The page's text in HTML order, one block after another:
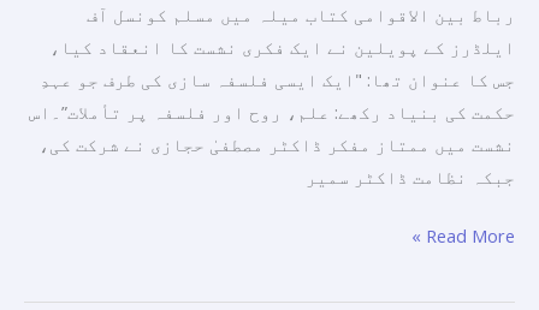
رباط بین الاقوامی کتاب میلہ میں مسلم کونسل آف
ایلڈرز کے پویلین نے ایک فکری نشست کا انعقاد کیا،
جس کا عنوان تھا: "ایک ایسی فلسفہ سازی کی طرف جو عہدِ
حکمت کی بنیاد رکھے: علم، روح اور فلسفہ پر تأملات”۔اس
نشست میں ممتاز مفکر ڈاکٹر مصطفیٰ حجازی نے شرکت کی،
جبکہ نظامت ڈاکٹر سمیر
فلسفۂ
حکمت
پر
Read More »